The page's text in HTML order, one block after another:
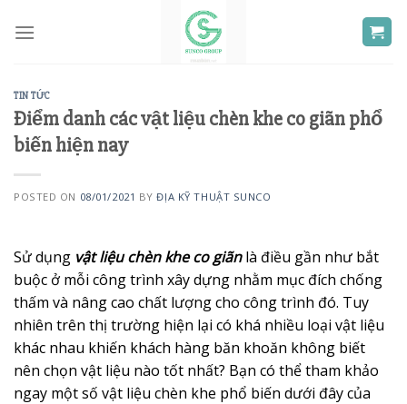
TIN TỨC
Điểm danh các vật liệu chèn khe co giãn phổ
biến hiện nay
POSTED ON 08/01/2021 BYĐỊA KỸ THUẬT SUNCO
Sử dụng vật liệu chèn khe co giãnlà điều gần như bắt
buộc ở mỗi công trình xây dựng nhằm mục đích chống
thấm và nâng cao chất lượng cho công trình đó. Tuy
nhiên trên thị trường hiện lại có khá nhiều loại vật liệu
khác nhau khiến khách hàng băn khoăn không biết
nên chọn vật liệu nào tốt nhất? Bạn có thể tham khảo
ngay một số vật liệu chèn khe phổ biến dưới đây của